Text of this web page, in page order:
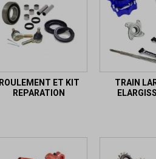
ROULEMENT ET KIT
REPARATION
TRAIN